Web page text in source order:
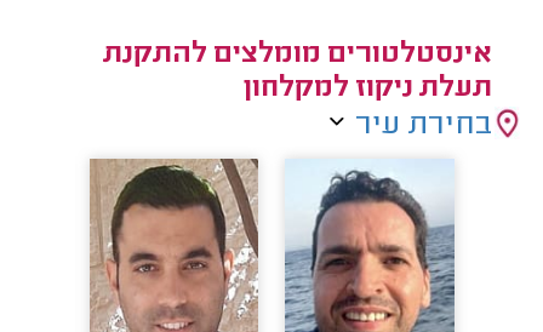
אינסטלטורים מומלצים להתקנת
תעלת ניקוז למקלחון
בחירת עיר